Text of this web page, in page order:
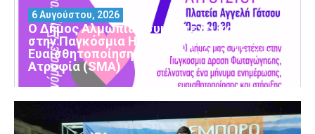
Ο Δήμος Αλμωπίας συμμετέχει και φέτος
στην Παγκόσμια Ημέρα Ενημέρωσης και
Ευαισθητοποίησης για τη Νωτιαία Μυϊκή
Ατροφία (SMA)
6 Αυγούστου, 2026